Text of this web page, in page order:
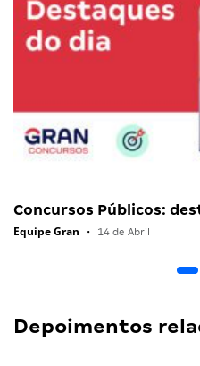
Concursos Públicos:
Equipe Gran • 14 de Abril
Depoimentos